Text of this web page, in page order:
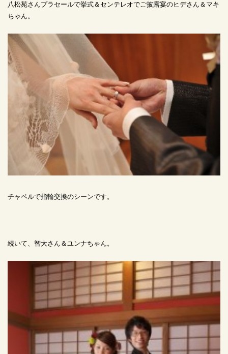
八松苑さんプラセールで挙式＆センテレオでご披露宴のヒデさん＆マキ
ちゃん。
チャペルで指輪交換のシーンです。
続いて、智大さん＆ユンナちゃん。